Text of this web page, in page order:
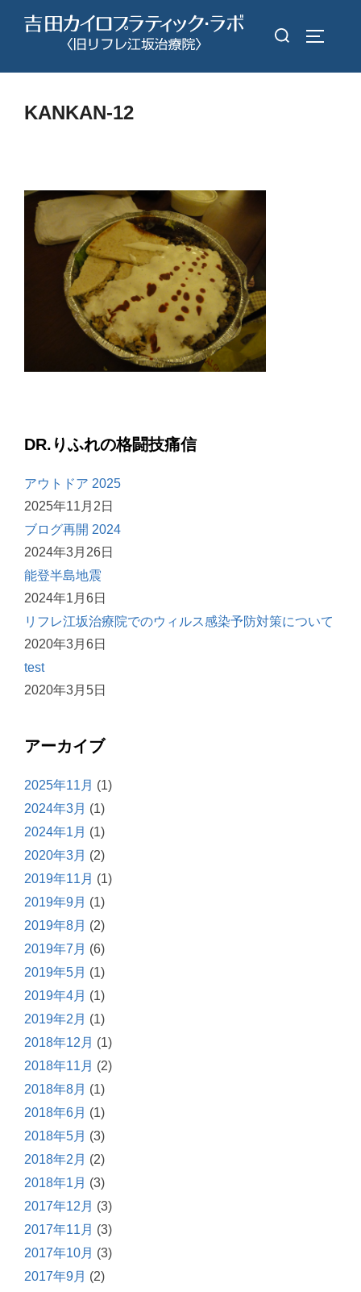
検
対
KANKAN-12
DR.りふれの格闘技痛信
アウトドア 2025
2025年11月2日
ブログ再開 2024
2024年3月26日
能登半島地震
2024年1月6日
リフレ江坂治療院でのウィルス感染予防対策について
2020年3月6日
test
2020年3月5日
アーカイブ
2025年11月 (1)
2024年3月 (1)
2024年1月 (1)
2020年3月 (2)
2019年11月 (1)
2019年9月 (1)
2019年8月 (2)
2019年7月 (6)
2019年5月 (1)
2019年4月 (1)
2019年2月 (1)
2018年12月 (1)
2018年11月 (2)
2018年8月 (1)
2018年6月 (1)
2018年5月 (3)
2018年2月 (2)
2018年1月 (3)
2017年12月 (3)
2017年11月 (3)
2017年10月 (3)
2017年9月 (2)